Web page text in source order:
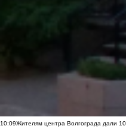
10:09Жителям центра Волгограда дали